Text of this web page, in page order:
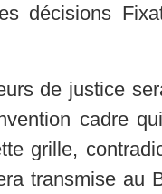
décisions
de justice
cadre
grille,
transmise au